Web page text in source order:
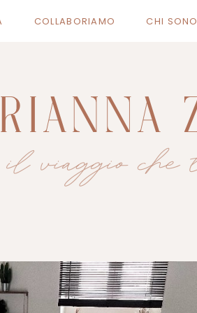
COLLABORIAMO CHI SONO